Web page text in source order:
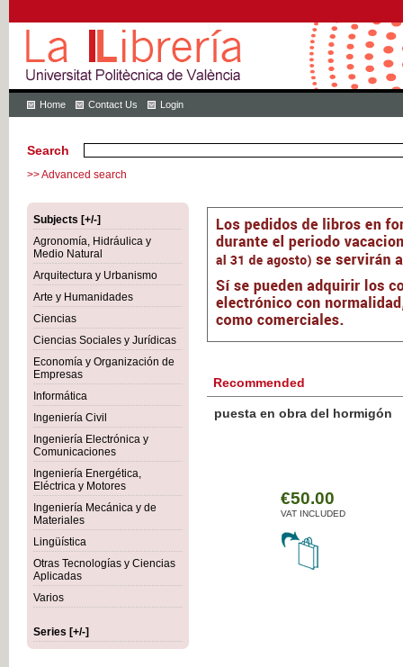
Home Contact Us Login
Search
>> Advanced search
Subjects [+/-]
Agronomía, Hidráulica y
Medio Natural
Arquitectura y Urbanismo
Arte y Humanidades
Ciencias
Ciencias Sociales y Jurídicas
Economía y Organización de
Empresas
Informática
Ingeniería Civil
Ingeniería Electrónica y
Comunicaciones
Ingeniería Energética,
Eléctrica y Motores
Ingeniería Mecánica y de
Materiales
Lingüística
Otras Tecnologías y Ciencias
Aplicadas
Varios
Series [+/-]
Recommended
Botánica Agroalimentaria